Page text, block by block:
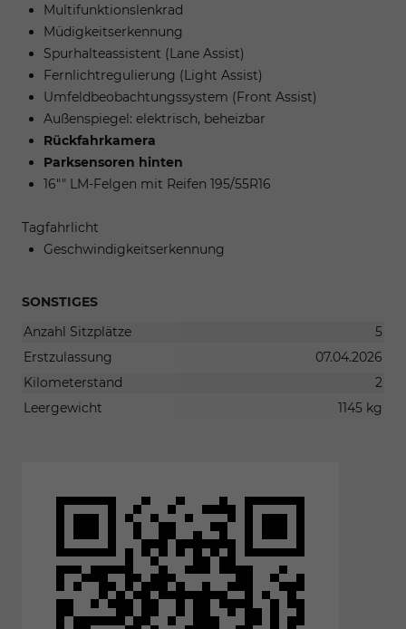
Multifunktionslenkrad
Müdigkeitserkennung
Spurhalteassistent (Lane Assist)
Fernlichtregulierung (Light Assist)
Umfeldbeobachtungssystem (Front Assist)
Außenspiegel: elektrisch, beheizbar
Rückfahrkamera
Parksensoren hinten
16"" LM-Felgen mit Reifen 195/55R16
Tagfahrlicht
Geschwindigkeitserkennung
SONSTIGES
Anzahl Sitzplätze
5
Erstzulassung
07.04.2026
Kilometerstand
2
Leergewicht
1145 kg